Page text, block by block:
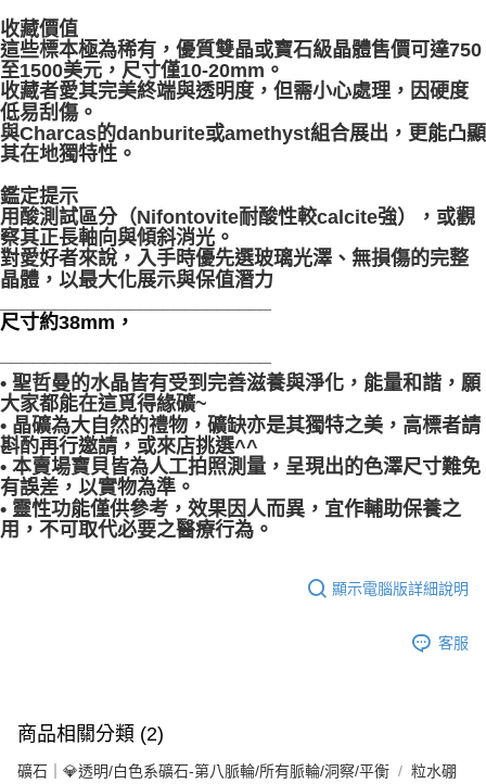
收藏價值
這些標本極為稀有，優質雙晶或寶石級晶體售價可達750
至1500美元，尺寸僅10-20mm。
收藏者愛其完美終端與透明度，但需小心處理，因硬度
低易刮傷。
與Charcas的danburite或amethyst組合展出，更能凸顯
其在地獨特性。
鑑定提示
用酸測試區分（Nifontovite耐酸性較calcite強），或觀
察其正長軸向與傾斜消光。
對愛好者來說，入手時優先選玻璃光澤、無損傷的完整
晶體，以最大化展示與保值潛力
尺寸約38mm，
• 聖哲曼的水晶皆有受到完善滋養與淨化，能量和諧，願
大家都能在這覓得緣礦~
• 晶礦為大自然的禮物，礦缺亦是其獨特之美，高標者請
斟酌再行邀請，或來店挑選^^
• 本賣場寶貝皆為人工拍照測量，呈現出的色澤尺寸難免
有誤差，以實物為準。
• 靈性功能僅供參考，效果因人而異，宜作輔助保養之
用，不可取代必要之醫療行為。
顯示電腦版詳細說明
客服
商品相關分類 (2)
礦石｜💎透明/白色系礦石-第八脈輪/所有脈輪/洞察/平衡
粒水硼